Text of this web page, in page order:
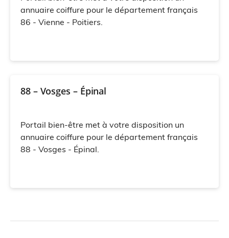
annuaire coiffure pour le département français
86 - Vienne - Poitiers.
88 – Vosges – Épinal
Portail bien-être met à votre disposition un
annuaire coiffure pour le département français
88 - Vosges - Épinal.